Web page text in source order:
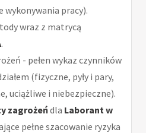
wykonywania pracy).
wraz z matrycą
.
- pełen wykaz czynników
(fizyczne, pyły i pary,
uciążliwe i niebezpieczne).
zagrożeńdla Laborant w
pełne szacowanie ryzyka